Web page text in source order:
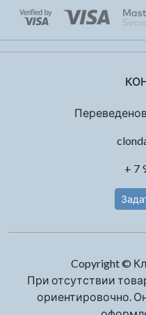
+ 7
Copyright ©
При отсутствии
ориентировочно.